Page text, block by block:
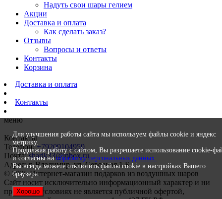
Надуть свои шары гелием
Акции
Доставка и оплата
Как сделать заказ?
Отзывы
Вопросы и ответы
Контакты
Корзина
Доставка и оплата
Контакты
меню
Контакты
Телефон:+79209104959
Почта:sharik33@inbox.ru
Адрес: г. Владимир, ул. Северная 1 Б
© 2026 Интернет-магазин подарков из воздушных шаров
Сайт носит исключительно информационный характер и ни
при каких условиях не является публичной офертой,
Для улучшения работы сайта мы используем файлы cookie и яндекс
метрику.
Продолжая работу с сайтом, Вы разрешаете использование cookie-
и согласны наобработку персональных данных.
Вы всегда можете отключить файлы cookie в настройках Вашего
браузера.
Хорошо